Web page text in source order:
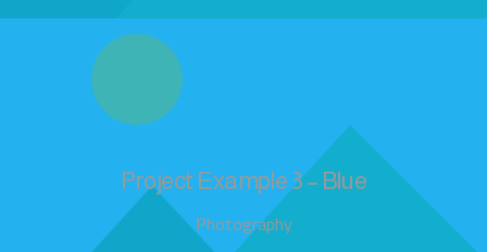
Project Example 3 – Blue
Photography